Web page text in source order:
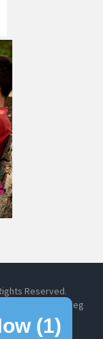
Reserved.
do boljeg
(1)